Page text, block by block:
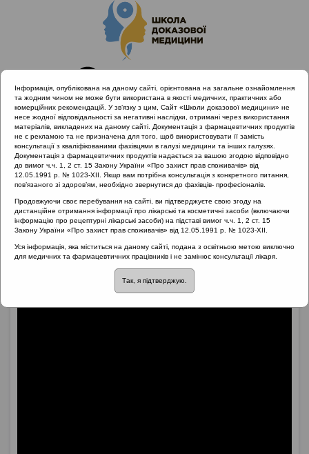
Головна
Матеріали за МКХ-11
12 Хвороби органів дихання
Профілактичні заходи відносно ХРС
Профілактичні заходи
відносно ХРС
Інформація, опублікована на даному сайті, орієнтована на загальне ознайомлення
та жодним чином не може бути використана в якості медичних, практичних або
комерційних рекомендацій. У зв’язку з цим, Сайт «Школи доказової медицини» не
несе жодної відповідальності за негативні наслідки, отримані через використання
матеріалів, викладених на даному сайті. Документація з фармацевтичних продуктів
не є рекламою та не призначена для того, щоб використовувати її замість
консультації з кваліфікованими фахівцями в галузі медицини та інших галузях.
Документація з фармацевтичних продуктів надається за вашою згодою відповідно
до вимог ч.ч. 1, 2 ст. 15 Закону України «Про захист прав споживачів» від
12.05.1991 р. № 1023-XII. Якщо вам потрібна консультація з конкретного питання,
пов’язаного зі здоров’ям, необхідно звернутися до фахівців- професіоналів.
Продовжуючи своє перебування на сайті, ви підтверджуєте свою згоду на
дистанційне отримання інформації про лікарські та косметичні засоби (включаючи
інформацію про рецептурні лікарські засоби) на підставі вимог ч.ч. 1, 2 ст. 15
Закону України «Про захист прав споживачів» від 12.05.1991 р. № 1023-XII.
Уся інформація, яка міститься на даному сайті, подана з освітньою метою виключно
для медичних та фармацевтичних працівників і не замінює консультації лікаря.
Так, я підтверджую.